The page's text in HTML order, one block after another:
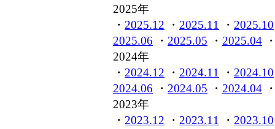
2025年
・ 2025.12 ・ 2025.11 ・ 2025.10
2025.06 ・ 2025.05 ・ 2025.04
2024年
・ 2024.12 ・ 2024.11 ・ 2024.10
2024.06 ・ 2024.05 ・ 2024.04
2023年
・ 2023.12 ・ 2023.11 ・ 2023.10